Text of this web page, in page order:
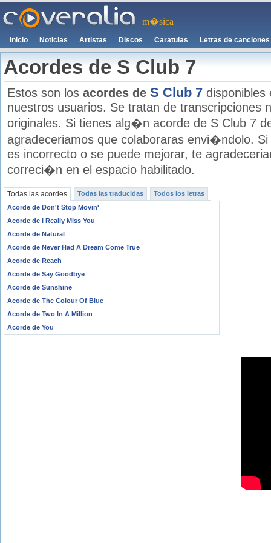
m�sica
Inicio Noticias Artistas Discos Caratulas Letras de canciones
Acordes de S Club 7
Estos son los acordes de S Club 7 disponibles
nuestros usuarios. Se tratan de transcripciones
originales. Si tienes alg�n acorde de S Club 7
agradeceriamos que colaboraras envi�ndolo.
es incorrecto o se puede mejorar, te
correci�n en el espacio habilitado.
Todas las acordes Todas las traducidas
Todos los letras
Acorde de Don't Stop Movin'
Acorde de I Really Miss You
Acorde de Natural
Acorde de Never Had A Dream Come True
Acorde de Reach
Acorde de Say Goodbye
Acorde de Sunshine
Acorde de The Colour Of Blue
Acorde de Two In A Million
Acorde de You